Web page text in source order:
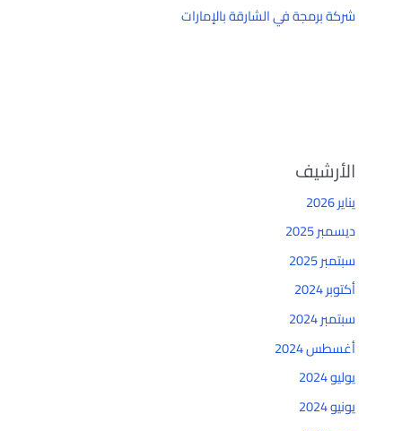
شركة برمجة في الشارقة بالإمارات
الأرشيف
يناير 2026
ديسمبر 2025
سبتمبر 2025
أكتوبر 2024
سبتمبر 2024
أغسطس 2024
يوليو 2024
يونيو 2024